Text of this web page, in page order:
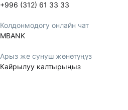
+996 (312) 61 33 33
Колдонмодогу онлайн чат
MBANK
Арыз же сунуш жөнөтүңүз
Кайрылуу калтырыңыз